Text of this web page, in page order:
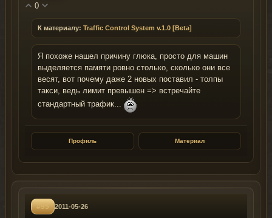
0
К материалу: Traffic Control System v.1.0 [Beta]
Я похоже нашел причину глюка, просто для машин
выделяется памяти ровно столько, сколько они все
весят, вот почему даже 2 новых поставил - толпы
такси, ведь лимит превышен => встречайте
стандартный трафик...
Профиль Материал
#95 2011-05-26